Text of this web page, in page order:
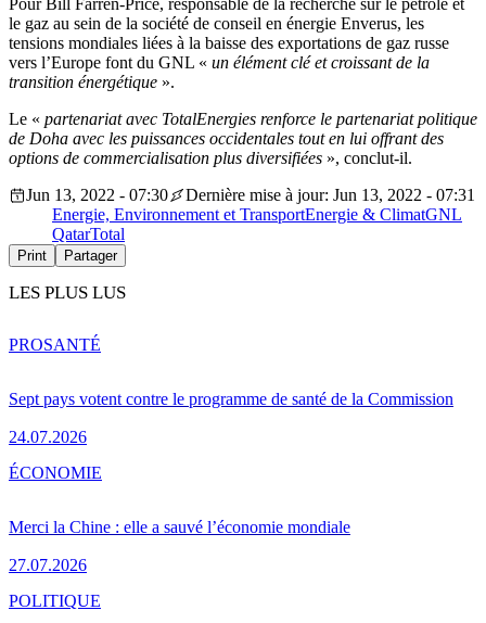
Pour Bill Farren-Price, responsable de la recherche sur le pétrole et
le gaz au sein de la société de conseil en énergie Enverus, les
tensions mondiales liées à la baisse des exportations de gaz russe
vers l’Europe font du GNL « un élément clé et croissant de la
transition énergétique ».
Le « partenariat avec TotalEnergies renforce le partenariat politique
de Doha avec les puissances occidentales tout en lui offrant des
options de commercialisation plus diversifiées », conclut-il.
Jun 13, 2022 - 07:30
Dernière mise à jour: Jun 13, 2022 - 07:31
Energie, Environnement et TransportEnergie & ClimatGNL
QatarTotal
Print Partager
LES PLUS LUS
Sept pays votent contre le programme de santé de la Commission
24.07.2026
PROSANTÉ
Merci la Chine : elle a sauvé l’économie mondiale
27.07.2026
ÉCONOMIE
POLITIQUE